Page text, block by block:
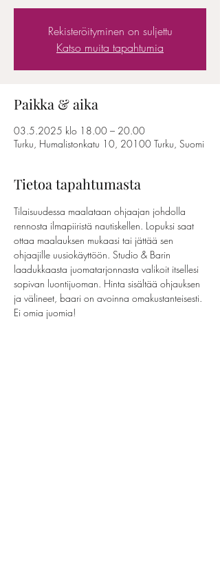
Rekisteröityminen on suljettu
Katso muita tapahtumia
Paikka & aika
03.5.2025 klo 18.00 – 20.00
Turku, Humalistonkatu 10, 20100 Turku, Suomi
Tietoa tapahtumasta
Tilaisuudessa maalataan ohjaajan johdolla
rennosta ilmapiiristä nautiskellen. Lopuksi saat
ottaa maalauksen mukaasi tai jättää sen
ohjaajille uusiokäyttöön. Studio & Barin
laadukkaasta juomatarjonnasta valikoit itsellesi
sopivan luontijuoman. Hinta sisältää ohjauksen
ja välineet, baari on avoinna omakustanteisesti.
Ei omia juomia!